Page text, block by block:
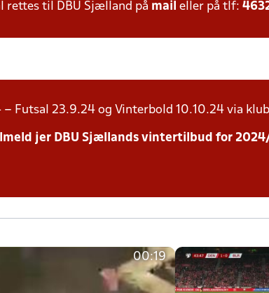
rettes til DBU Sjælland på mail eller på tlf:
Futsal 23.9.24 og Vinterbold 10.10.24 via
jer DBU Sjællands vintertilbud for
00:19